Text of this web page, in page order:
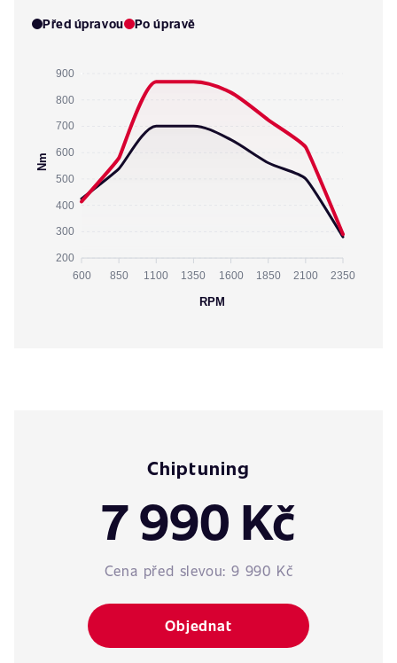
Před úpravou Po úpravě
900
800
700
600
500
400
300
200
Nm
600 850 1100 1350 1600 1850 2100 2350
RPM
Chiptuning
7 990 Kč
Cena před slevou: 9 990 Kč
Objednat